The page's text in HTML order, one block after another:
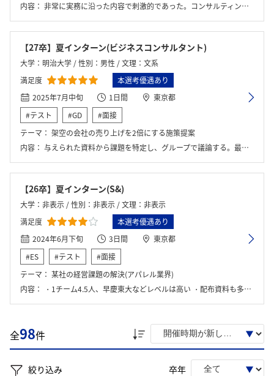
内容： 非常に実務に沿った内容で刺激的であった。コンサルティングということで、提言を行いつつも、専門的な知識の行使と補助まで行う面白い職種と感じました。
【27卒】夏インターン(ビジネスコンサルタント)
大学：明治大学 / 性別：男性 / 文理：文系
満足度
本選考優遇あり
2025年7月中旬
1日間
東京都
#テスト
#GD
#面接
テーマ： 架空の会社の売り上げを2倍にする施策提案
内容： 与えられた資料から課題を特定し、グループで議論する。最後に社員の方にプレゼンする。
【26卒】夏インターン(S&)
大学：非表示 / 性別：非表示 / 文理：非表示
満足度
本選考優遇あり
2024年6月下旬
3日間
東京都
#ES
#テスト
#面接
テーマ： 某社の経営課題の解決(アパレル業界)
内容：
・1チーム4.5人、早慶東大などレベルは高い ・配布資料も多岐にわたるうえに、経営課題の解決とかなりお題の抽象度が高いので、どこから思考を深めていくのかも議論の話題になった。 ・メンターは常時班についている訳では無い、しかしながらかなり正確で鋭い質問やFBが飛んできたため、いないのにどうして？と拍子抜けするほどだった。 ・激務そうだがPwCとしての色もややある印象
全98件
絞り込み 卒年